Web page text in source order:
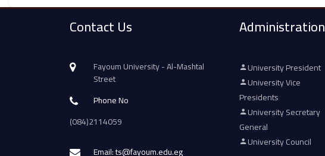
Contact Us
Fayoum University - Al-Mashtal
Street
Phone No
(084)2114059
Email: ts@fayoum.edu.eg
Administration
University President
University Vice
Presidents
University Secretary
General
University Council